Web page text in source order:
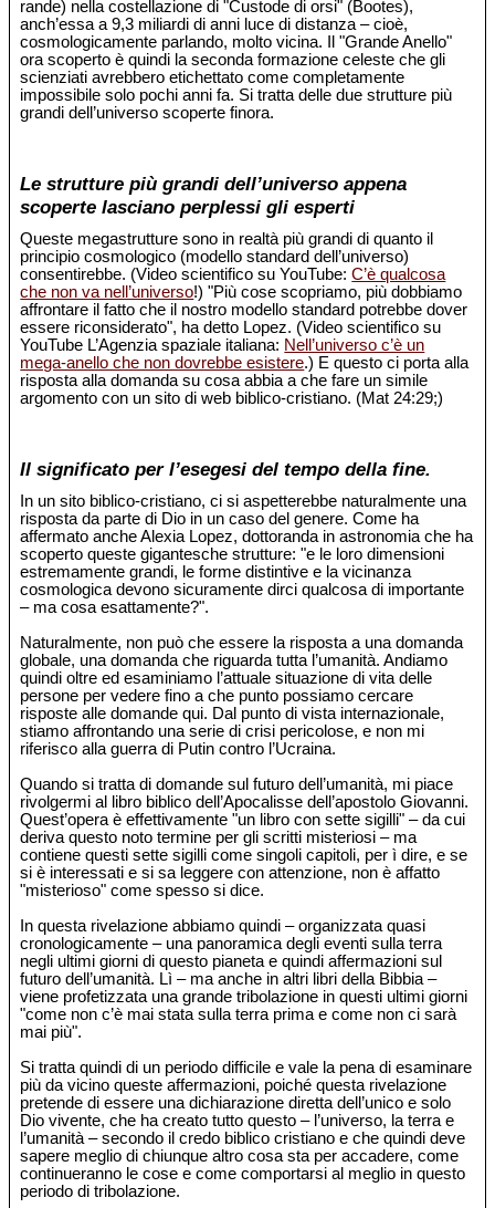
rande) nella costellazione di "Custode di orsi" (Bootes),
anch’essa a 9,3 miliardi di anni luce di distanza – cioè,
cosmologicamente parlando, molto vicina. Il "Grande Anello"
ora scoperto è quindi la seconda formazione celeste che gli
scienziati avrebbero etichettato come completamente
impossibile solo pochi anni fa. Si tratta delle due strutture più
grandi dell’universo scoperte finora.
Le strutture più grandi dell’universo appena
scoperte lasciano perplessi gli esperti
Queste megastrutture sono in realtà più grandi di quanto il
principio cosmologico (modello standard dell’universo)
consentirebbe. (Video scientifico su YouTube:C’è qualcosa
che non va nell’universo!) "Più cose scopriamo, più dobbiamo
affrontare il fatto che il nostro modello standard potrebbe dover
essere riconsiderato", ha detto Lopez. (Video scientifico su
YouTube L’Agenzia spaziale italiana: Nell’universo c’è un
mega-anello che non dovrebbe esistere.) E questo ci porta alla
risposta alla domanda su cosa abbia a che fare un simile
argomento con un sito di web biblico-cristiano. (Mat 24:29;)
Il significato per l’esegesi del tempo della fine.
In un sito biblico-cristiano, ci si aspetterebbe naturalmente una
risposta da parte di Dio in un caso del genere. Come ha
affermato anche Alexia Lopez, dottoranda in astronomia che ha
scoperto queste gigantesche strutture: "e le loro dimensioni
estremamente grandi, le forme distintive e la vicinanza
cosmologica devono sicuramente dirci qualcosa di importante
– ma cosa esattamente?".
Naturalmente, non può che essere la risposta a una domanda
globale, una domanda che riguarda tutta l’umanità. Andiamo
quindi oltre ed esaminiamo l’attuale situazione di vita delle
persone per vedere fino a che punto possiamo cercare
risposte alle domande qui. Dal punto di vista internazionale,
stiamo affrontando una serie di crisi pericolose, e non mi
riferisco alla guerra di Putin contro l’Ucraina.
Quando si tratta di domande sul futuro dell’umanità, mi piace
rivolgermi al libro biblico dell’Apocalisse dell’apostolo Giovanni.
Quest’opera è effettivamente "un libro con sette sigilli" – da cui
deriva questo noto termine per gli scritti misteriosi – ma
contiene questi sette sigilli come singoli capitoli, per ì dire, e se
si è interessati e si sa leggere con attenzione, non è affatto
"misterioso" come spesso si dice.
In questa rivelazione abbiamo quindi – organizzata quasi
cronologicamente – una panoramica degli eventi sulla terra
negli ultimi giorni di questo pianeta e quindi affermazioni sul
futuro dell’umanità. Lì – ma anche in altri libri della Bibbia –
viene profetizzata una grande tribolazione in questi ultimi giorni
"come non c’è mai stata sulla terra prima e come non ci sarà
mai più".
Si tratta quindi di un periodo difficile e vale la pena di esaminare
più da vicino queste affermazioni, poiché questa rivelazione
pretende di essere una dichiarazione diretta dell’unico e solo
Dio vivente, che ha creato tutto questo – l’universo, la terra e
l’umanità – secondo il credo biblico cristiano e che quindi deve
sapere meglio di chiunque altro cosa sta per accadere, come
continueranno le cose e come comportarsi al meglio in questo
periodo di tribolazione.